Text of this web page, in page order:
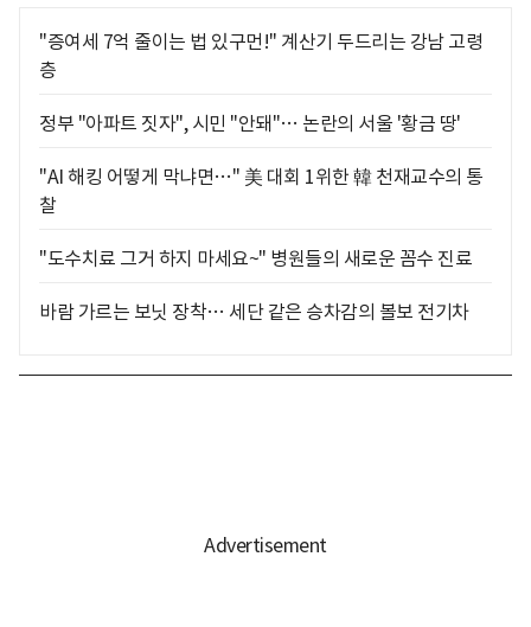
"증여세 7억 줄이는 법 있구먼!" 계산기 두드리는 강남 고령
층
정부 "아파트 짓자", 시민 "안돼"… 논란의 서울 '황금 땅'
"AI 해킹 어떻게 막냐면…" 美 대회 1위한 韓 천재교수의 통
찰
"도수치료 그거 하지 마세요~" 병원들의 새로운 꼼수 진료
바람 가르는 보닛 장착… 세단 같은 승차감의 볼보 전기차